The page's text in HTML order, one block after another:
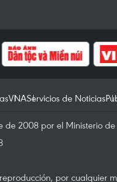
VNAServicios de Noticias
de 2008 por el Ministerio
por cualquier